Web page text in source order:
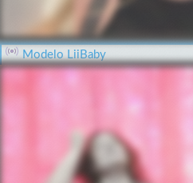
Modelo LiiBaby